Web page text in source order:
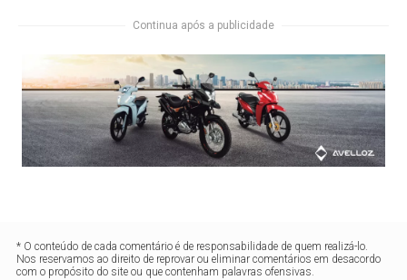
Continua após a publicidade
* O conteúdo de cada comentário é de responsabilidade de quem realizá-lo.
Nos reservamos ao direito de reprovar ou eliminar comentários em desacordo
com o propósito do site ou que contenham palavras ofensivas.